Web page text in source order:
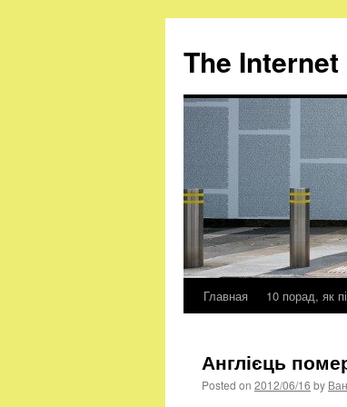
The
Skip
content
Главная 10 порад, як
Англієць
Posted on 2012/06/16 by Ван